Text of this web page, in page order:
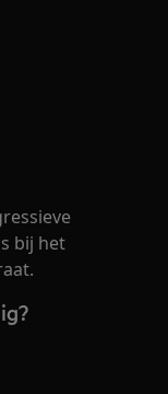
bij het